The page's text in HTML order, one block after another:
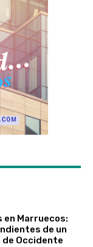
en Marruecos:
de un
Occidente